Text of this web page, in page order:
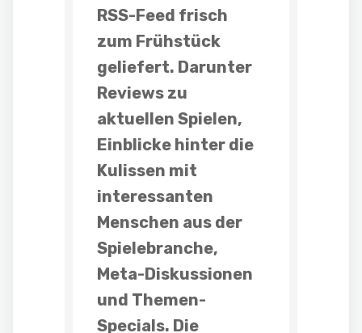
RSS-Feed frisch
zum Frühstück
geliefert. Darunter
Reviews zu
aktuellen Spielen,
Einblicke hinter die
Kulissen mit
interessanten
Menschen aus der
Spielebranche,
Meta-Diskussionen
und Themen-
Specials. Die